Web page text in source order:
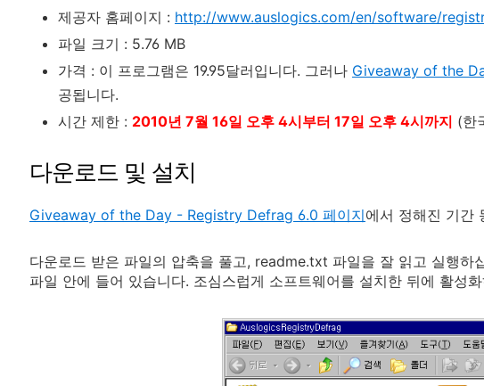
제공자 홈페이지 : http://www.auslogics.com/en/software/
파일 크기 : 5.76 MB
가격 : 이 프로그램은 19.95달러입니다. 그러나 Giveaway of the
공됩니다.
시간 제한 : 2010년 7월 16일 오후 4시부터 17일 오후 4시까지 (한
다운로드 및 설치
Giveaway of the Day - Registry Defrag 6.0 페이지에서 정해진 기간
다운로드 받은 파일의 압축을 풀고, readme.txt 파일을 잘 읽고 실행
파일 안에 들어 있습니다. 조심스럽게 소프트웨어를 설치한 뒤에 활성